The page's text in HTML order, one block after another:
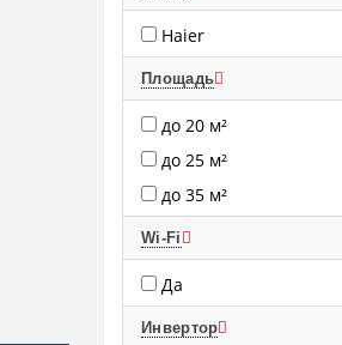
Haier
Площадь
до 20 м²
до 25 м²
до 35 м²
Wi-Fi
Да
Инвертор